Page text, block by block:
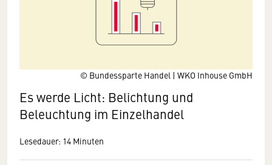
© Bundessparte Handel | WKO Inhouse GmbH
Es werde Licht: Belichtung und
Beleuchtung im Einzelhandel
Lesedauer: 14 Minuten